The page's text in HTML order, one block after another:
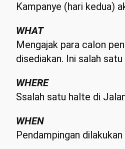
Kampanye (hari kedua)
WHAT
Mengajak para calon
disediakan. Ini salah
WHERE
Ssalah satu halte di
WHEN
Pendampingan